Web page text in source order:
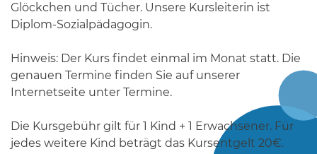
Glöckchen und Tücher. Unsere Kursleiterin ist
Diplom-Sozialpädagogin.
Hinweis: Der Kurs findet einmal im Monat statt. Die
genauen Termine finden Sie auf unserer
Internetseite unter Termine.
Die Kursgebühr gilt für 1 Kind + 1 Erwachsener. Für
jedes weitere Kind beträgt das Kursentgelt 20€.